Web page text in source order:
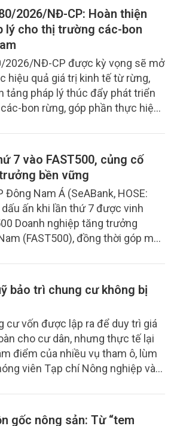
là công cụ giảm phát thải khí nhà
cụ tài chính khí hậu toàn diện”,
tăng trưởng xanh, nâng cao
và hỗ trợ quá trình chuyển đổi
thải thấp.
2026/NĐ-CP: Hoàn thiện
lý cho thị trường các-bon
2026/NĐ-CP được kỳ vọng sẽ mở
hiệu quả giá trị kinh tế từ rừng,
tảng pháp lý thúc đẩy phát triển
bon rừng, góp phần thực hiện
7 vào FAST500, củng cố
bền vững
Đông Nam Á (SeABank, HOSE:
ấn khi lần thứ 7 được vinh
Doanh nghiệp tăng trưởng
(FAST500), đồng thời góp mặt
này cho thấy đà tăng trưởng ổn
trong bối cảnh môi trường kinh
đồng thời phản ánh sự cải
tăng trưởng.
bảo trì chung cư không bị
cư vốn được lập ra để duy trì giá
cho cư dân, nhưng thực tế lại
điểm của nhiều vụ tham ô, lùm
viên Tạp chí Nông nghiệp và
sư Hà Nội) để đi tìm lời giải
bạch hóa dòng tiền này.
gốc nông sản: Từ “tem